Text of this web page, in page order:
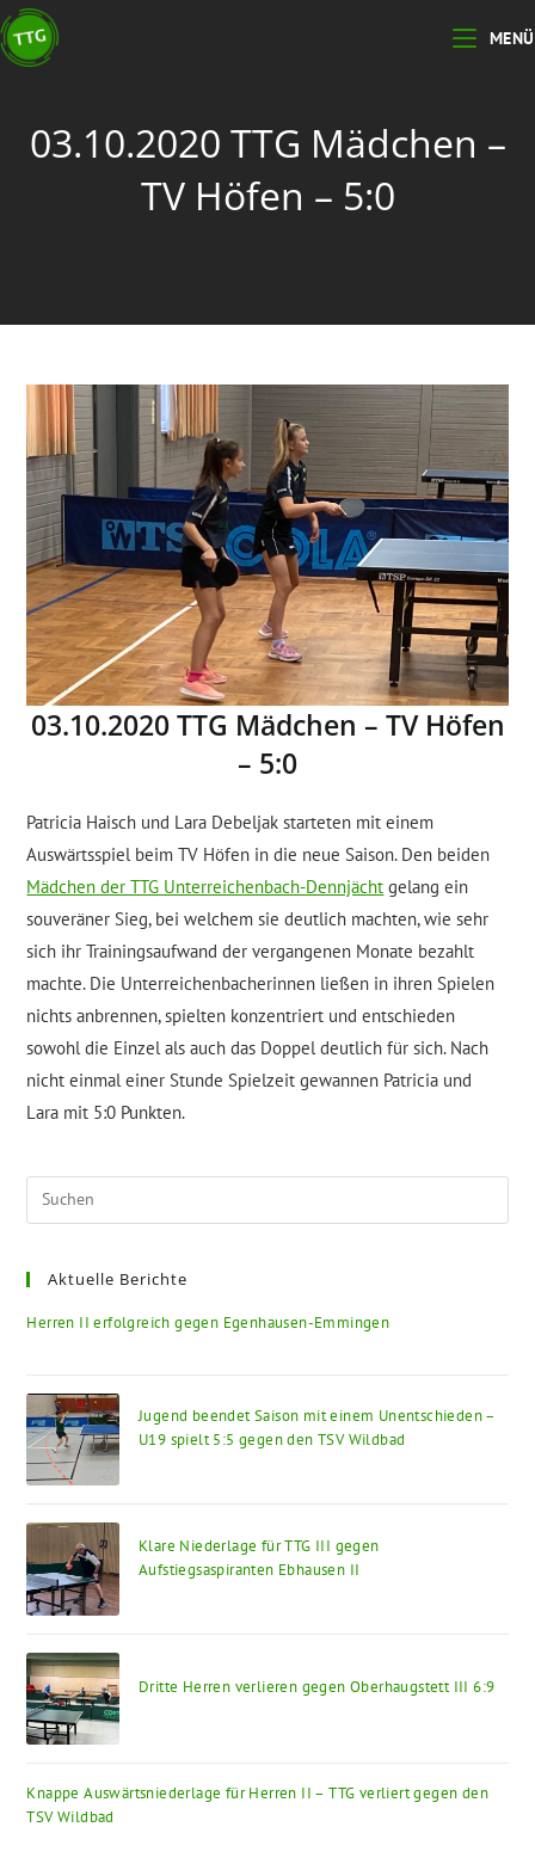
Zum
Inhalt
springen
MENÜ
03.10.2020 TTG Mädchen –
TV Höfen – 5:0
03.10.2020 TTG Mädchen – TV Höfen
– 5:0
Patricia Haisch und Lara Debeljak starteten mit einem
Auswärtsspiel beim TV Höfen in die neue Saison. Den beiden
Mädchen der TTG Unterreichenbach-Dennjächt gelang ein
souveräner Sieg, bei welchem sie deutlich machten, wie sehr
sich ihr Trainingsaufwand der vergangenen Monate bezahlt
machte. Die Unterreichenbacherinnen ließen in ihren Spielen
nichts anbrennen, spielten konzentriert und entschieden
sowohl die Einzel als auch das Doppel deutlich für sich. Nach
nicht einmal einer Stunde Spielzeit gewannen Patricia und
Lara mit 5:0 Punkten.
Aktuelle Berichte
Herren II erfolgreich gegen Egenhausen-Emmingen
Jugend beendet Saison mit einem Unentschieden –
U19 spielt 5:5 gegen den TSV Wildbad
Klare Niederlage für TTG III gegen
Aufstiegsaspiranten Ebhausen II
Dritte Herren verlieren gegen Oberhaugstett III 6:9
Knappe Auswärtsniederlage für Herren II – TTG verliert gegen den
TSV Wildbad